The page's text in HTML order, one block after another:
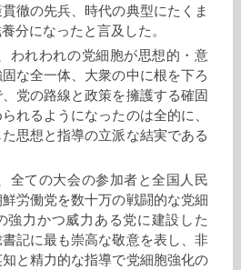
徹の先兵、時代の典型にたくま
分になったと言及した。
われわれの党細胞が思想的・意
な全一体、大衆の中に根を下ろ
党の路線と政策を擁護する確固
れるようになったのは全的に、
思想と指導の立派な結実である
全ての大会の参加者と全国人民
労働党を数十万の戦闘的な党細
強力かつ威力ある党に建設した
書記に最も崇高な敬意を表し、非
と精力的な指導で党細胞強化の